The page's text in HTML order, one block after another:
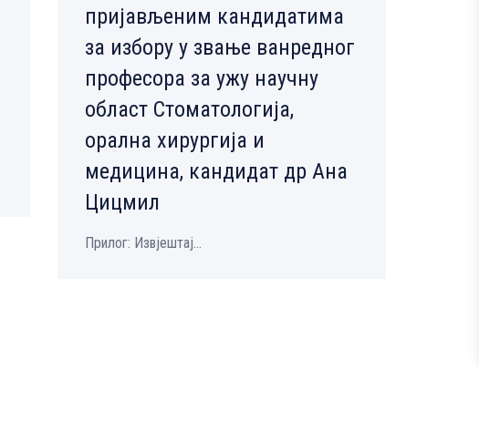
пријављеним кандидатима
за избору у звање ванредног
професора за ужу научну
област Стоматологија,
орална хирургија и
медицина, кандидат др Ана
Цицмил
Прилог: Извјештај...